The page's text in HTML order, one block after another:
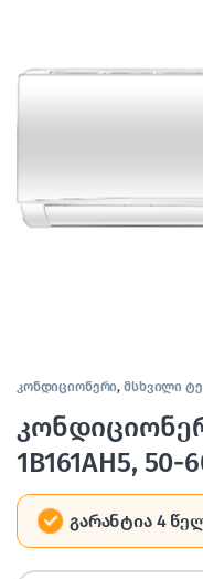
კონდიციონერი,მსხვილი
1B161AH5, 50-
გარანტია 4